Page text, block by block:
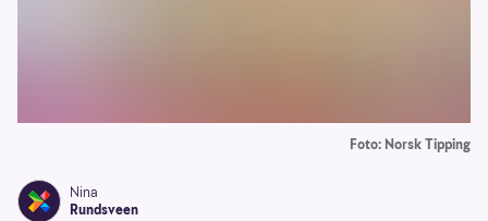
Foto: Norsk Tipping
Nina
Rundsveen